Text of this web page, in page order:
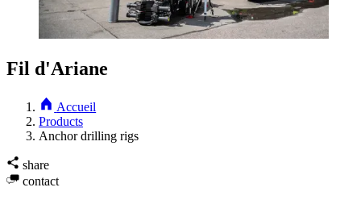
Fil d'Ariane
Accueil
Products
Anchor drilling rigs
share
contact